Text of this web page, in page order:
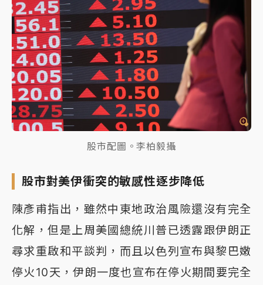
股市配圖。李柏毅攝
股市對美伊衝突的敏感性逐步降低
陳彥甫指出，雖然中東地政治風險還沒有完全
化解，但是上周美國總統川普已透露跟伊朗正
尋求重啟和平談判，而且以色列宣布與黎巴嫩
停火10天，伊朗一度也宣布在停火期間要完全